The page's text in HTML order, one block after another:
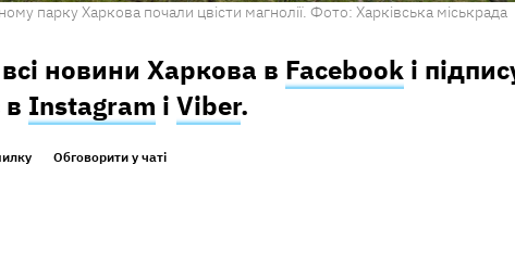
парку Харкова почали цвісти магнолії. Фото: Харківська міськрада
новини Харкова в Facebook і
Instagram і Viber.
Обговорити у чаті